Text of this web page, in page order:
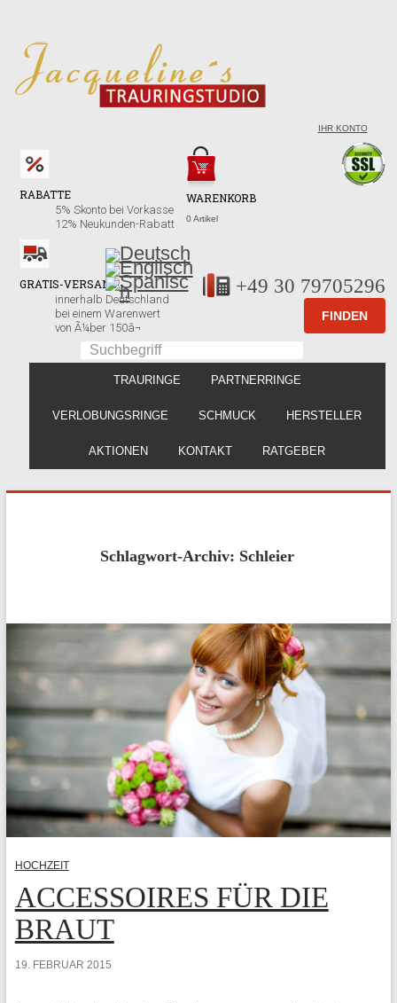
IHR KONTO
WARENKORB
0 Artikel
RABATTE
5% Skonto bei Vorkasse
12% Neukunden-Rabatt
GRATIS-VERSAND!
innerhalb Deutschland
bei einem Warenwert
von Ã¼ber 150â¬
+49 30 79705296
TRAURINGE PARTNERRINGE
VERLOBUNGSRINGE SCHMUCK HERSTELLER
AKTIONEN KONTAKT RATGEBER
Schlagwort-Archiv: Schleier
HOCHZEIT
ACCESSOIRES FÜR DIE
BRAUT
19. FEBRUAR 2015